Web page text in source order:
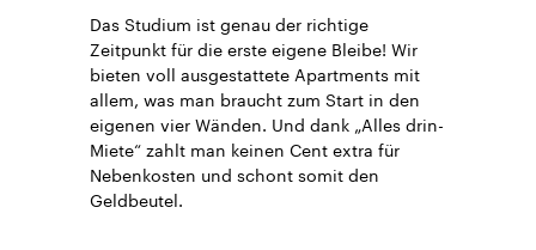
Das Studium ist genau der richtige
Zeitpunkt für die erste eigene Bleibe! Wir
bieten voll ausgestattete Apartments mit
allem, was man braucht zum Start in den
eigenen vier Wänden. Und dank „Alles drin-
Miete“ zahlt man keinen Cent extra für
Nebenkosten und schont somit den
Geldbeutel.